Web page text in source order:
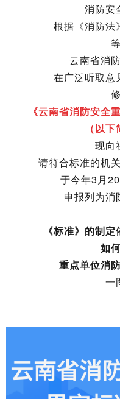
消防安
根据《消防法
云南省消
在广泛听取意
《云南省消防安全
（以
现向
请符合标准的机
于今年3月
申报列为消
《标准》的制
如
重点单位消
一